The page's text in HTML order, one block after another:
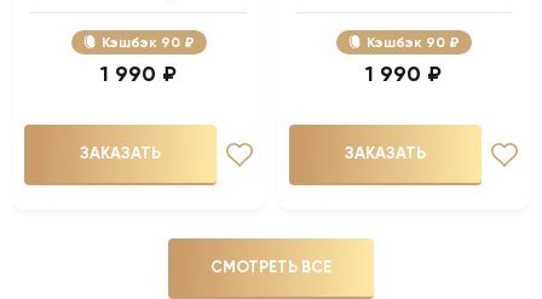
Кэшбэк 90 ₽
1 990 ₽
ЗАКАЗАТЬ
Кэшбэк 90 ₽
1 990 ₽
ЗАКАЗАТЬ
СМОТРЕТЬ ВСЕ